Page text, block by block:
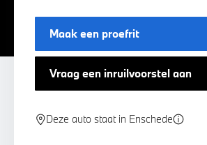
Maak een proefrit
Vraag een inruilvoorstel aan
Deze auto staat in Enschede